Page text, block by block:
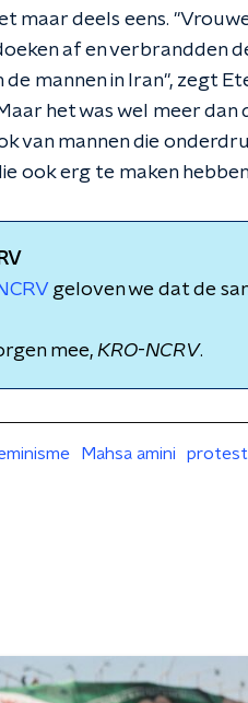
maar deels eens.
af en verbrandden
de mannen in Iran", zegt
het was wel meer
van mannen die
ook erg te maken
geloven we dat de
mee, KRO-NCRV.
Mahsa amini protest